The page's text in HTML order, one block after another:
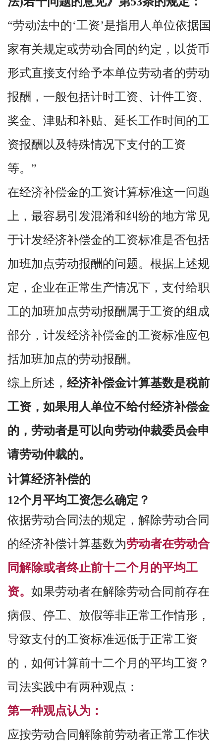
“劳动法中的‘工资’是指用人单位依据国
家有关规定或劳动合同的约定，以货币
形式直接支付给予本单位劳动者的劳动
报酬，一般包括计时工资、计件工资、
奖金、津贴和补贴、延长工作时间的工
资报酬以及特殊情况下支付的工资
等。”
在经济补偿金的工资计算标准这一问题
上，最容易引发混淆和纠纷的地方常见
于计发经济补偿金的工资标准是否包括
加班加点劳动报酬的问题。根据上述规
定，企业在正常生产情况下，支付给职
工的加班加点劳动报酬属于工资的组成
部分，计发经济补偿金的工资标准应包
括加班加点的劳动报酬。
综上所述， 经济补偿金计算基数是税前
工资，如果用人单位不给付经济补偿金
的，劳动者是可以向劳动仲裁委员会申
请劳动仲裁的。
计算经济补偿的
12个月平均工资怎么确定？
依据劳动合同法的规定，解除劳动合同
的经济补偿计算基数为劳动者在劳动合
同解除或者终止前十二个月的平均工
资。 如果劳动者在解除劳动合同前存在
病假、停工、放假等非正常工作情形，
导致支付的工资标准远低于正常工资
的，如何计算前十二个月的平均工资？
司法实践中有两种观点：
第一种观点认为：
应按劳动合同解除前劳动者正常工作状